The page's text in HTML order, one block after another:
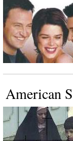
American